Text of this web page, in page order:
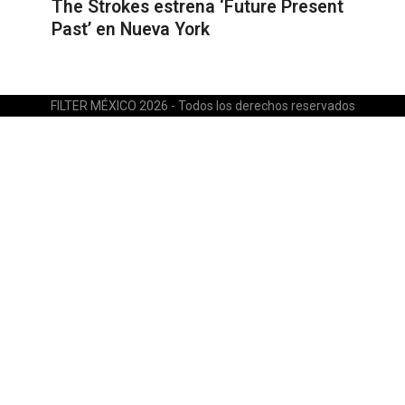
The Strokes estrena ‘Future Present
Past’ en Nueva York
FILTER MÉXICO 2026 - Todos los derechos reservados